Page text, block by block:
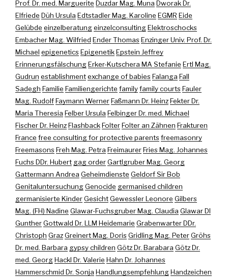
Prof. Dr. med. Marguerite Duzdar Mag. Muna Dworak Dr.
Elfriede Düh Ursula Edtstadler Mag. Karoline EGMR Eide
Gelübde einzelberatungeinzelconsultingElektroschocks
Embacher Mag. Wilfried Ender ThomasEnzinger Univ. Prof. Dr.
Michael epigeneticsEpigenetikEpstein Jeffrey
ErinnerungsfälschungErker-Kutschera MA Stefanie Ertl Mag.
Gudrun establishmentexchange of babiesFalanga Fall
Sadegh Familie Familiengerichte familyfamily courtsFauler
Mag. RudolfFaymann WernerFaßmann Dr. HeinzFekter Dr.
Maria Theresia Felber Ursula Felbinger Dr. med. Michael
Fischer Dr. HeinzFlashbackFolterFolter an Zähnen Frakturen
France free consulting for protective parentsfreemasonry
FreemasonsFreh Mag. Petra FreimaurerFries Mag. Johannes
Fuchs DDr. Hubert gag orderGartlgruber Mag. Georg
Gattermann Andrea Geheimdienste Geldorf Sir Bob
GenitaluntersuchungGenocide germanised children
germanisierte KinderGesichtGewessler Leonore Gilbers
Mag. (FH) Nadine Glawar-Fuchsgruber Mag. Claudia Glawar DI
GuntherGottwald Dr. LLM Heidemarie Grabenwarter DDr.
Christoph GrazGreinert Mag. DorisGridling Mag. PeterGröhs
Dr. med. Barbara gypsy children Götz Dr. Barabara Götz Dr.
med. GeorgHackl Dr. Valerie Hahn Dr. Johannes
Hammerschmid Dr. Sonja HandlungsempfehlungHandzeichen